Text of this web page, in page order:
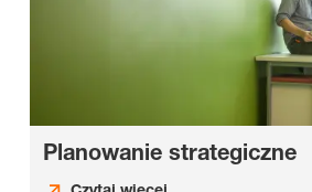
Planowanie strategiczne